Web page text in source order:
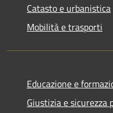
Catasto e urbanistica
Mobilità e trasporti
Educazione e
Giustizia e sicurezza